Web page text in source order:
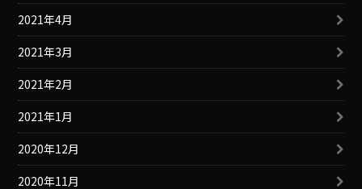
2021年4月
2021年3月
2021年2月
2021年1月
2020年12月
2020年11月